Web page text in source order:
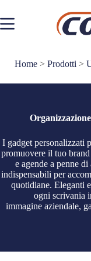
contenuto
Home > Prodotti >
I gadget personalizzati
promuovere il tuo
e agende a penne
indispensabili per
quotidiane. Eleganti
ogni scrivania
immagine aziendale,